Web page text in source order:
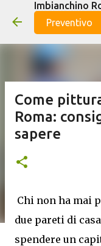
Imbianchino
Preventivo
Come
Roma:
sapere
Chi non ha mai
due pareti di
spendere un